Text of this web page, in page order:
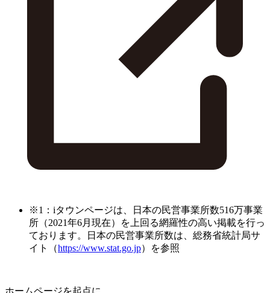
※1：iタウンページは、日本の民営事業所数516万事業
所（2021年6月現在）を上回る網羅性の高い掲載を行っ
ております。日本の民営事業所数は、総務省統計局サ
イト（https://www.stat.go.jp）を参照
ホームページを起点に